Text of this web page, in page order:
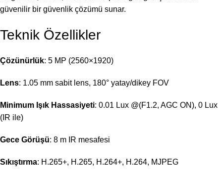
güvenilir bir güvenlik çözümü sunar.
Teknik Özellikler
Çözünürlük: 5 MP (2560×1920)
Lens: 1.05 mm sabit lens, 180° yatay/dikey FOV
Minimum Işık Hassasiyeti: 0.01 Lux @(F1.2, AGC ON), 0 Lux
(IR ile)
Gece Görüşü: 8 m IR mesafesi
Sıkıştırma: H.265+, H.265, H.264+, H.264, MJPEG